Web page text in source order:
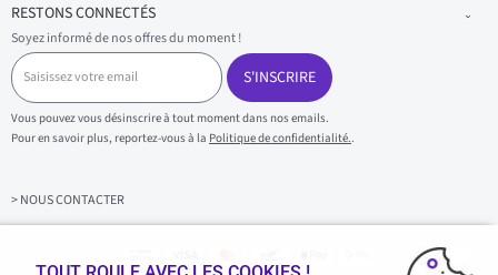
RESTONS CONNECTÉS
Soyez informé de nos offres du moment !
S
a
i
s
i
s
z
v
S'INSCRIRE
Vous pouvez vous désinscrire à tout moment dans nos emails.
Pour en savoir plus, reportez-vous à la Politique de confidentialité..
> NOUS CONTACTER